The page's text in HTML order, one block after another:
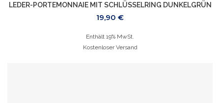
LEDER-PORTEMONNAIE MIT SCHLÜSSELRING DUNKELGRÜN
19,90 €
Enthält 19% MwSt.
Kostenloser Versand